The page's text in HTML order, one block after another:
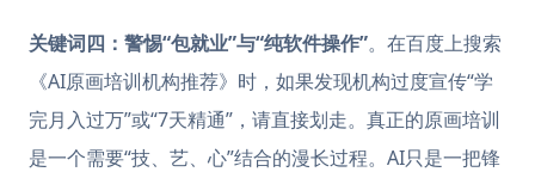
关键词四：警惕“包就业”与“纯软件操作”。在百度上搜索
《AI原画培训机构推荐》时，如果发现机构过度宣传“学
完月入过万”或“7天精通”，请直接划走。真正的原画培训
是一个需要“技、艺、心”结合的漫长过程。AI只是一把锋